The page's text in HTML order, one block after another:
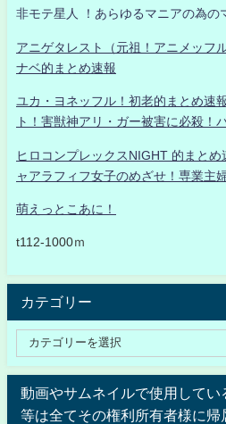
非モテ星人 ！あらゆるマニアの為の
アニゲタレスト（元祖！アニメッ
ナベ的まとめ速報
ユカ・ヨネッフル！初老的まとめ速
ト！害獣神アリ・ガー被害に必殺！
ヒロコンプレックスNIGHT 的まと
ャアラフィフ女子のめざせ！専業主
萌えっとこあに！
t112-1000ｍ
カテゴリー
動画やサムネイルで使用して
等は全てその権利所有者様に